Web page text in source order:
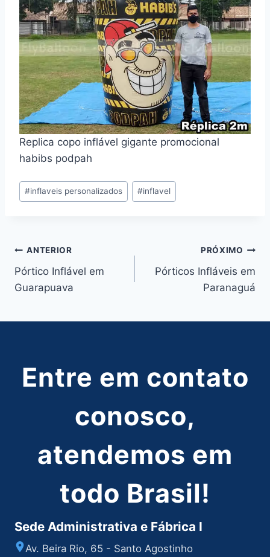
Replica copo inflável gigante promocional
habibs podpah
Tags
do
#inflaveis personalizados #inflavel
Navegação
de
ANTERIOR
Pórtico Inflável em
Guarapuava
PRÓXIMO
Pórticos Infláveis em
Paranaguá
Entre em contato
conosco,
atendemos em
todo Brasil!
Sede Administrativa e Fábrica I
Av. Beira Rio, 65 - Santo Agostinho